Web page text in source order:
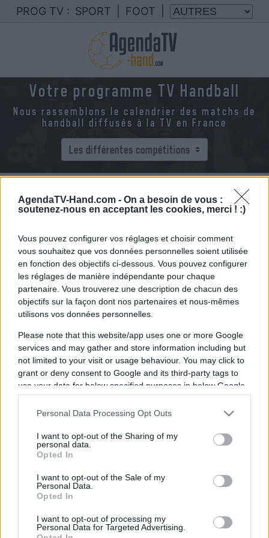
AgendaTV-Hand.com - On a besoin de vous :
soutenez-nous en acceptant les cookies, merci ! :)
Vous pouvez configurer vos réglages et choisir comment
vous souhaitez que vos données personnelles soient utilisée
en fonction des objectifs ci-dessous. Vous pouvez configurer
les réglages de manière indépendante pour chaque
partenaire. Vous trouverez une description de chacun des
objectifs sur la façon dont nos partenaires et nous-mêmes
utilisons vos données personnelles.
Please note that this website/app uses one or more Google
services and may gather and store information including but
not limited to your visit or usage behaviour. You may click to
grant or deny consent to Google and its third-party tags to
use your data for below specified purposes in below Google
consent section.
Personal Data Processing Opt Outs
I want to opt-out of the Sharing of my
personal data.
Opted In
I want to opt-out of the Sale of my
Personal Data.
Opted In
I want to opt-out of processing my
Personal Data for Targeted Advertising.
PROG TV : SPORT FOOT
Votre programme TV Handball
Nous rassemblons le calendrier des matchs de
handball diffusés à la TV en France
Nous contacter|Mentions Légales
AgendaTV-Hand.comrassemble tout le
programme TV handball des matchs diffusés
à la télévision en France pour les différentes
compétitions, qu’elles soient françaises,
européennes ou mondiales sur les chaines
gratuites comme les chaines payantes, avec
la chaine, la date et l'heure de la diffusion. Il
est possible de connaitre le programme TV